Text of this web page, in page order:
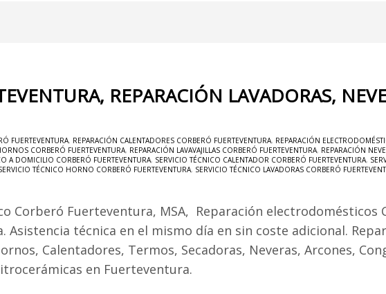
REPARACIÓN LAVADORAS,
FUERTEVENTURA, REPARACIÓN CALENTADORES CORBERÓ FUERTEVENTURA, REPARACIÓN
CORBERÓ FUERTEVENTURA, REPARACIÓN LAVAVAJILLAS CORBERÓ FUERTEVENTURA, REPARACIÓN
A DOMICILIO CORBERÓ FUERTEVENTURA, SERVICIO TÉCNICO CALENTADOR CORBERÓ FUERTEVENTURA,
TÉCNICO HORNO CORBERÓ FUERTEVENTURA, SERVICIO TÉCNICO LAVADORAS CORBERÓ
Corberó Fuerteventura, MSA, Reparación electrodomésticos
Asistencia técnica en el mismo día en sin coste adicional.
Calentadores, Termos, Secadoras, Neveras, Arcones,
en Fuerteventura.